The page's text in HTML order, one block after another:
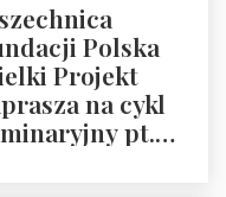
Polska
Projekt
na cykl
pt.